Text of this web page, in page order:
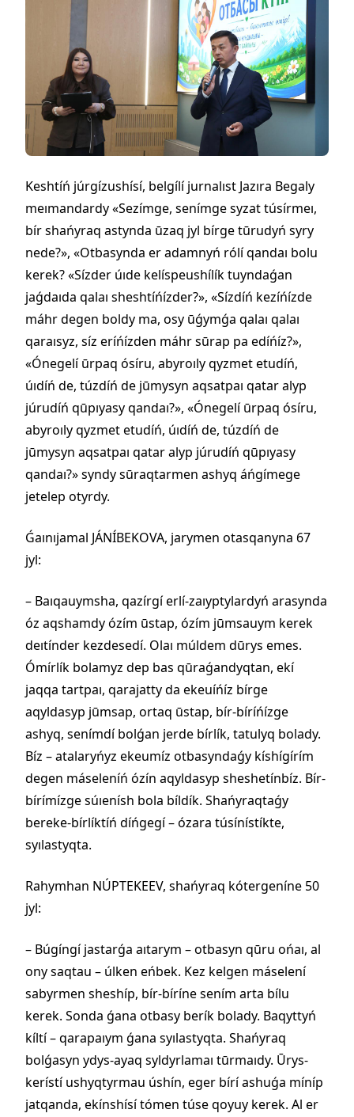
Keshtíń júrgízushísí, belgílí jurnalıst Jazıra Begaly
meımandardy «Sezímge, senímge syzat túsírmeı,
bír shańyraq astynda ūzaq jyl bírge tūrudyń syry
nede?», «Otbasynda er adamnyń rólí qandaı bolu
kerek? «Sízder úıde kelíspeushílík tuyndaǵan
jaǵdaıda qalaı sheshtíńízder?», «Sízdíń kezíńízde
máhr degen boldy ma, osy ūǵymǵa qalaı qalaı
qaraısyz, síz eríńízden máhr sūrap pa edíńíz?»,
«Ónegelí ūrpaq ósíru, abyroıly qyzmet etudíń,
úıdíń de, túzdíń de jūmysyn aqsatpaı qatar alyp
júrudíń qūpıyasy qandaı?», «Ónegelí ūrpaq ósíru,
abyroıly qyzmet etudíń, úıdíń de, túzdíń de
jūmysyn aqsatpaı qatar alyp júrudíń qūpıyasy
qandaı?» syndy sūraqtarmen ashyq áńgímege
jetelep otyrdy.
Ǵaınıjamal JÁNÍBEKOVA, jarymen otasqanyna 67
jyl:
– Baıqauymsha, qazírgí erlí-zaıyptylardyń arasynda
óz aqshamdy ózím ūstap, ózím jūmsauym kerek
deıtínder kezdesedí. Olaı múldem dūrys emes.
Ómírlík bolamyz dep bas qūraǵandyqtan, ekí
jaqqa tartpaı, qarajatty da ekeuíńíz bírge
aqyldasyp jūmsap, ortaq ūstap, bír-bíríńízge
ashyq, senímdí bolǵan jerde bírlík, tatulyq bolady.
Bíz – atalaryńyz ekeumíz otbasyndaǵy kíshígírím
degen máseleníń ózín aqyldasyp sheshetínbíz. Bír-
bírímízge súıenísh bola bíldík. Shańyraqtaǵy
bereke-bírlíktíń díńgegí – ózara túsínístíkte,
syılastyqta.
Rahymhan NÚPTEKEEV, shańyraq kótergeníne 50
jyl:
– Búgíngí jastarǵa aıtarym – otbasyn qūru ońaı, al
ony saqtau – úlken eńbek. Kez kelgen máselení
sabyrmen sheshíp, bír-bíríne sením arta bílu
kerek. Sonda ǵana otbasy berík bolady. Baqyttyń
kíltí – qarapaıym ǵana syılastyqta. Shańyraq
bolǵasyn ydys-ayaq syldyrlamaı tūrmaıdy. Ūrys-
kerístí ushyqtyrmau úshín, eger bírí ashuǵa míníp
jatqanda, ekínshísí tómen túse qoyuy kerek. Al er